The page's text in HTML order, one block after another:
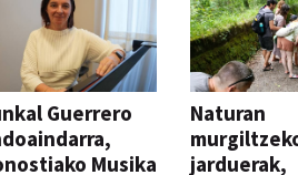
Guerrero
Musika
Naturan
jarduerak,